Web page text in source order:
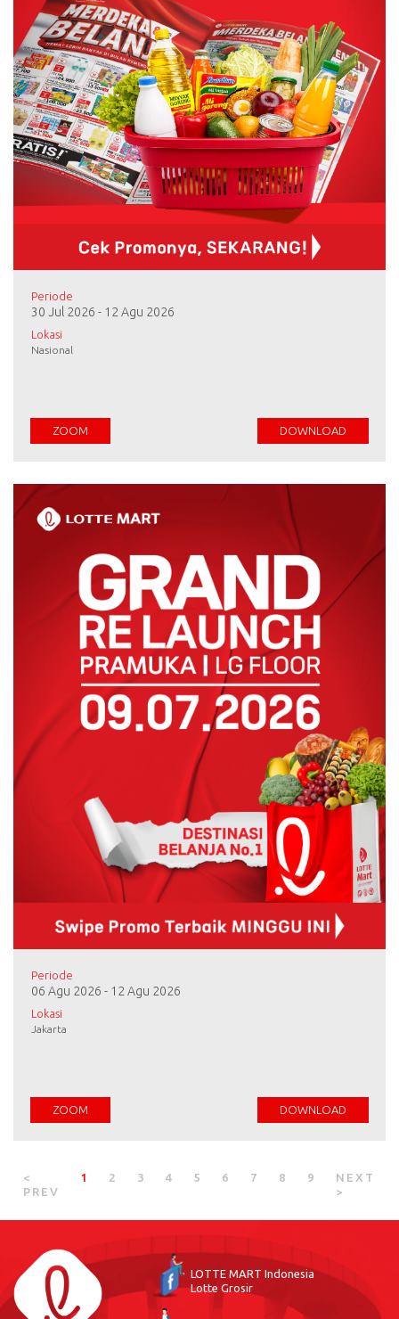
Periode
30 Jul 2026 - 12 Agu 2026
Lokasi
Nasional
ZOOM DOWNLOAD
Periode
06 Agu 2026 - 12 Agu 2026
Lokasi
Jakarta
ZOOM DOWNLOAD
<
PREV
1 (CURRENT)
2 3 4 5 6 7 8 9
NEXT
>
LOTTE MART Indonesia
Lotte Grosir